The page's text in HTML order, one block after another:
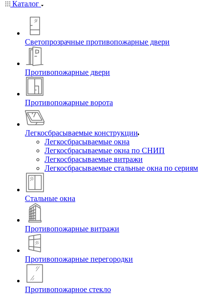
Каталог
Светопрозрачные противопожарные двери
Противопожарные двери
Противопожарные ворота
Легкосбрасываемые конструкции
Легкосбрасываемые окна
Легкосбрасываемые окна по СНИП
Легкосбрасываемые витражи
Легкосбрасываемые стальные окна по сериям
Стальные окна
Противопожарные витражи
Противопожарные перегородки
Противопожарное стекло